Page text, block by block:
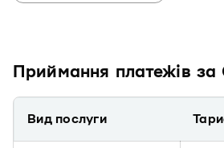
Приймання платежів за
Вид послуги